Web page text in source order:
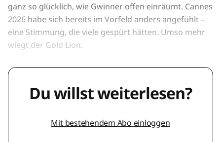
ganz so glücklich, wie Gwinner offen einräumt. Cannes
2026 habe sich bereits im Vorfeld anders angefühlt –
eine Stimmung, die viele gespürt hätten. Umso mehr
wiegt der Gold Lion.
Du willst weiterlesen?
Mit bestehendem Abo einloggen